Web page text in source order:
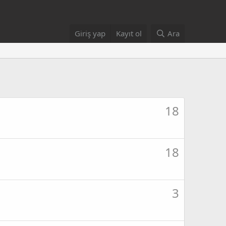
Giriş yap Kayıt ol Ara
18
18
3